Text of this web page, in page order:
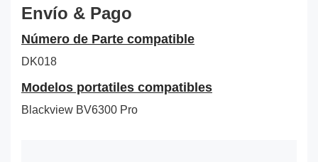
Envío & Pago
Número de Parte compatible
DK018
Modelos portatiles compatibles
Blackview BV6300 Pro